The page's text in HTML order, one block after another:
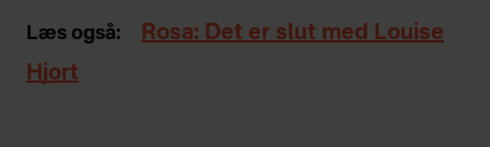
Læs også:
Rosa: Det er slut med Louise
Hjort